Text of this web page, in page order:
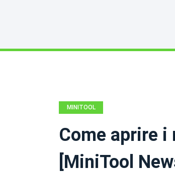
MINITOOL
Come aprire i
[MiniTool